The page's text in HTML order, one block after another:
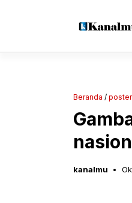
Beranda / poster
kanalmu